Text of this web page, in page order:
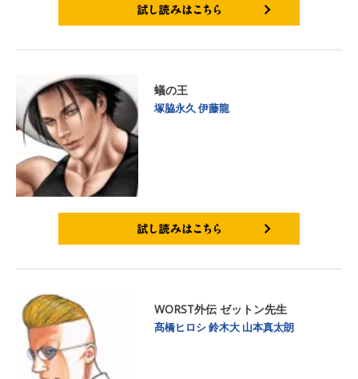
蟻の王
塚脇永久伊藤龍
WORST外伝 ゼットン先生
髙橋ヒロシ鈴木大 山本真太朗